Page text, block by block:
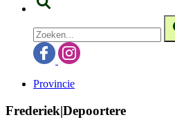
Provincie
Frederiek|Depoortere